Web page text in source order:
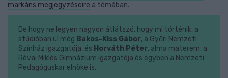
markáns megjegyzéseire a témában.
De hogy ne legyen nagyon átlátszó, hogy mi történik, a
stúdióban ül még Bakos-Kiss Gábor, a Győri Nemzeti
Színház igazgatója, és Horváth Péter, alma materem, a
Révai Miklós Gimnázium igazgatója és egyben a Nemzeti
Pedagóguskar elnöke is.